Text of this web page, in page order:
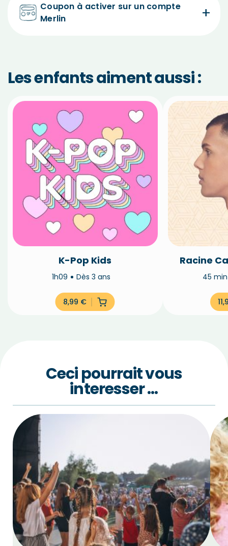
Coupon à activer sur un compte
Merlin
Les enfants aiment aussi :
K-Pop Kids
1h09 Dès 3 ans
8,99 €
Racine
45
Ceci pourrait vous
interesser …